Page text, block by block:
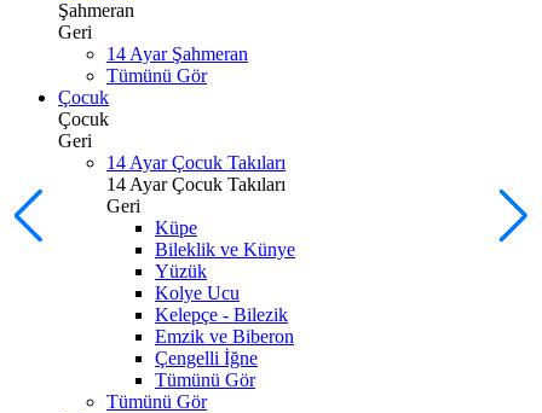
Şahmeran
Geri
14 Ayar Şahmeran
Tümünü Gör
Çocuk
Çocuk
Geri
14 Ayar Çocuk Takıları
14 Ayar Çocuk Takıları
Geri
Küpe
Bileklik ve Künye
Yüzük
Kolye Ucu
Kelepçe - Bilezik
Emzik ve Biberon
Çengelli İğne
Tümünü Gör
Tümünü Gör